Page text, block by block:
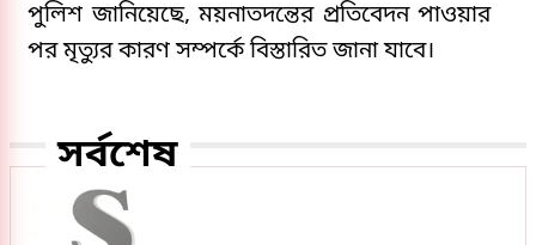
পুলিশ জানিয়েছে, ময়নাতদন্তের প্রতিবেদন পাওয়ার
পর মৃত্যুর কারণ সম্পর্কে বিস্তারিত জানা যাবে।
সর্বশেষ